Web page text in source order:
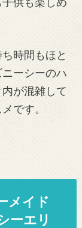
時間もほと
ーシーのハ
が混雑して
です。
メイド
ーエリ